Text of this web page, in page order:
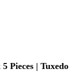
Pieces | Tuxedo